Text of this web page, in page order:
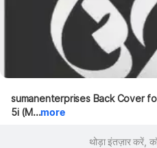
sumanenterprises Back Cover
5i (M...more
थोड़ा इंतज़ार करें,